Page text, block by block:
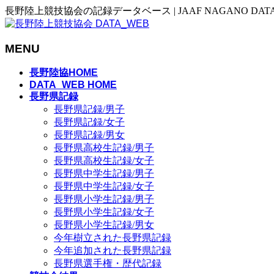
長野陸上競技協会の記録データベース | JAAF NAGANO
MENU
長野陸協HOME
DATA_WEB HOME
長野県記録
長野県記録/男子
長野県記録/女子
長野県記録/男女
長野県高校生記録/男子
長野県高校生記録/女子
長野県中学生記録/男子
長野県中学生記録/女子
長野県小学生記録/男子
長野県小学生記録/女子
長野県小学生記録/男女
今年樹立された長野県記録
今年追加された長野県記録
長野県選手権・歴代記録